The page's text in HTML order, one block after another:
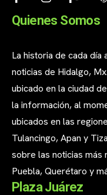
Quienes Somos
La historia de cada día
noticias de Hidalgo,
ubicado en la ciudad
la información, al
ubicados en las
Tulancingo, Apan y
sobre las noticias más
Puebla, Querétaro y
Plaza Juárez